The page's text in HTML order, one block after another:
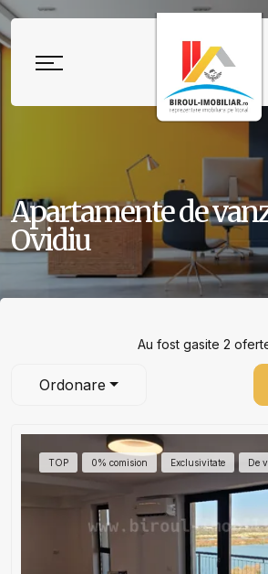
Apartamente de
Ovidiu
Au fost gasite 2
Ordonare
TOP 0% comision Exclusivitate De